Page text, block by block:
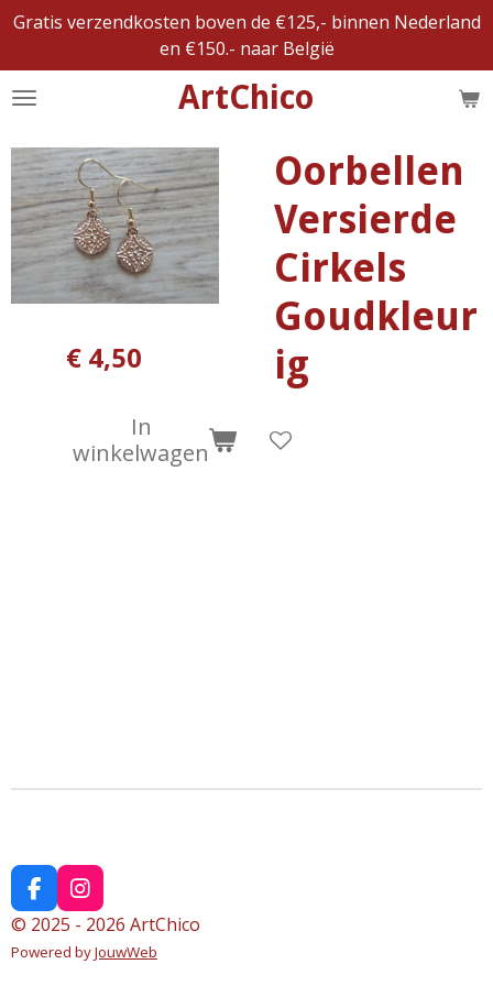
Ga
naar
de
ArtChico
Gratis verzendkosten boven de €125,- binnen Nederland
en €150.- naar België
Oorbellen
Versierde
Cirkels
Goudkleur
ig
€ 4,50
In
winkelwagen
F
a
c
e
I
n
s
t
© 2025 - 2026 ArtChico
Powered byJouwWeb